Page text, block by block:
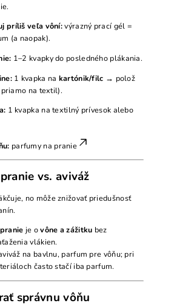
príliš veľa vôní:výrazný prací gél =
(a naopak).
1–2 kvapky do posledného plákania.
1 kvapka na kartónik/filc → polož
na textil).
1 kvapka na textilný prívesok alebo
parfumy na pranie
vs. aviváž
no môže znižovať priedušnosť
je ovône a zážitku bez
vlákien.
na bavlnu, parfum pre vôňu; pri
často stačí iba parfum.
správnu vôňu